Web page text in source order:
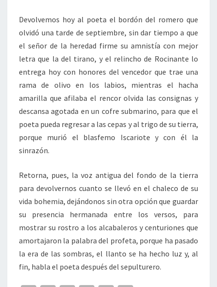
Devolvemos hoy al poeta el bordón del romero que
olvidó una tarde de septiembre, sin dar tiempo a que
el señor de la heredad firme su amnistía con mejor
letra que la del tirano, y el relincho de Rocinante lo
entrega hoy con honores del vencedor que trae una
rama de olivo en los labios, mientras el hacha
amarilla que afilaba el rencor olvida las consignas y
descansa agotada en un cofre submarino, para que el
poeta pueda regresar a las cepas y al trigo de su tierra,
porque murió el blasfemo Iscariote y con él la
sinrazón.
Retorna, pues, la voz antigua del fondo de la tierra
para devolvernos cuanto se llevó en el chaleco de su
vida bohemia, dejándonos sin otra opción que guardar
su presencia hermanada entre los versos, para
mostrar su rostro a los alcabaleros y centuriones que
amortajaron la palabra del profeta, porque ha pasado
la era de las sombras, el llanto se ha hecho luz y, al
fin, habla el poeta después del sepulturero.